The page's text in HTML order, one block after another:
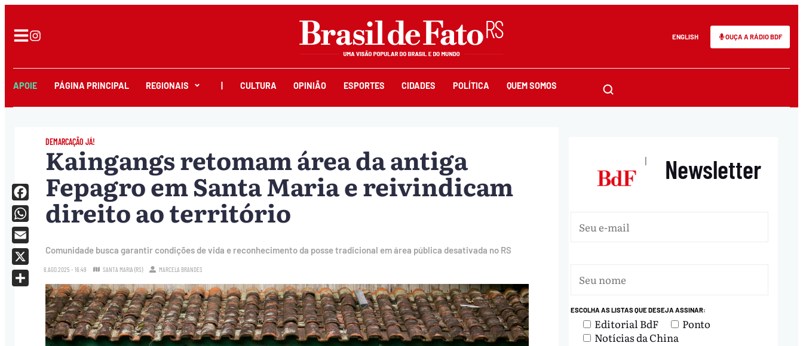
ENGLISH OUÇA A RÁDIO BDF
APOIE PÁGINA PRINCIPAL REGIONAIS CULTURA OPINIÃO ESPORTES CIDADES POLÍTICA QUEM SOMOS
DEMARCAÇÃO JÁ!
Kaingangs retomam área da antiga
Fepagro em Santa Maria e reivindicam
direito ao território
Comunidade busca garantir condições de vida e reconhecimento da posse tradicional em área pública desativada no RS
6.AGO.2025 - 16:49 SANTA MARIA (RS) MARCELA BRANDES
Facebook
WhatsApp
Email
X
| Newsletter
ESCOLHA AS LISTAS QUE DESEJA ASSINAR:
Editorial BdF
Ponto
Notícias da China